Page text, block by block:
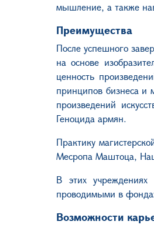
мышление, а также
Преимущества
После успешного
на основе
ценность
принципов бизнеса и
произведений
Геноцида армян.
Практику
Месропа Маштоца,
В этих учреждениях
проводимыми в
Возможности